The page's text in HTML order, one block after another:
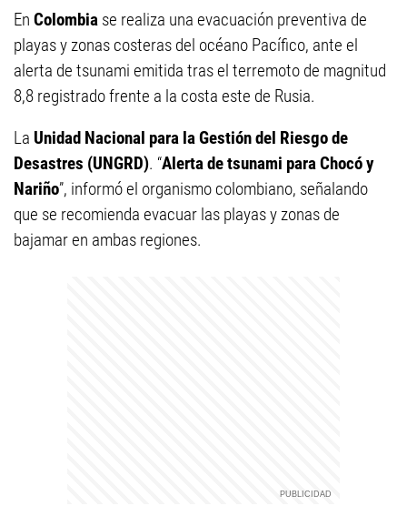
En Colombia se realiza una evacuación preventiva de
playas y zonas costeras del océano Pacífico, ante el
alerta de tsunami emitida tras el terremoto de magnitud
8,8 registrado frente a la costa este de Rusia.
La Unidad Nacional para la Gestión del Riesgo de
Desastres (UNGRD). “Alerta de tsunami para Chocó y
Nariño”, informó el organismo colombiano, señalando
que se recomienda evacuar las playas y zonas de
bajamar en ambas regiones.